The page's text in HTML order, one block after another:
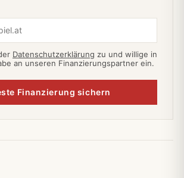
Datenschutzerklärung zu und willige in
an unseren Finanzierungspartner ein.
Finanzierung sichern